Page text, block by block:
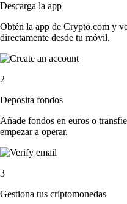
Descarga la app
Obtén la app de Crypto.com y
directamente desde tu móvil.
2
Deposita fondos
Añade fondos en euros o
empezar a operar.
3
Gestiona tus criptomonedas